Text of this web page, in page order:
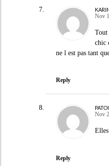
Nov
Tout
chic
ne l est pas tant
Reply
Nov
Reply